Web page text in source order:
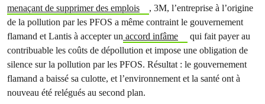
menaçant de supprimer des emplois
, 3M, l’entreprise à l’origine
de la pollution par les PFOS a même contraint le gouvernement
flamand et Lantis à accepter un accord infâme
qui fait payer au
contribuable les coûts de dépollution et impose une obligation de
silence sur la pollution par les PFOS. Résultat : le gouvernement
flamand a baissé sa culotte, et l’environnement et la santé ont à
nouveau été relégués au second plan.